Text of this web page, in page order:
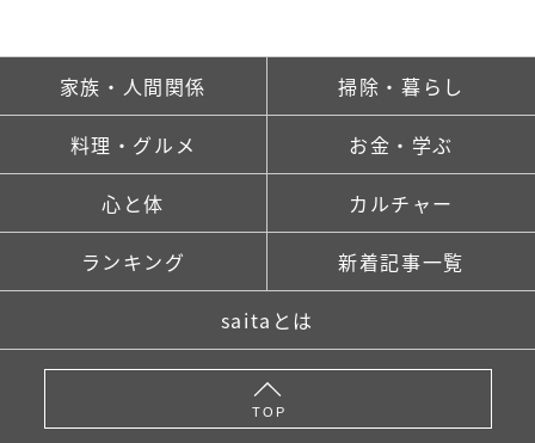
家族・人間関係 掃除・暮らし
料理・グルメ お金・学ぶ
心と体 カルチャー
ランキング 新着記事一覧
saitaとは
TOP